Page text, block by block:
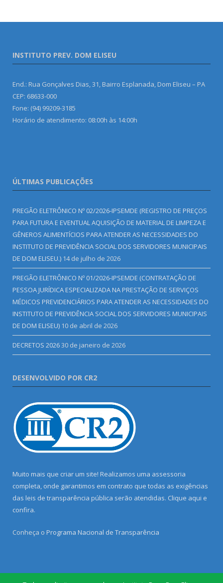
INSTITUTO PREV. DOM ELISEU
End.: Rua Gonçalves Dias, 31, Bairro Esplanada, Dom Eliseu – PA
CEP: 68633-000
Fone: (94) 99209-3185
Horário de atendimento: 08:00h às 14:00h
ÚLTIMAS PUBLICAÇÕES
PREGÃO ELETRÔNICO Nº 02/2026-IPSEMDE (REGISTRO DE PREÇOS
PARA FUTURA E EVENTUAL AQUISIÇÃO DE MATERIAL DE LIMPEZA E
GÊNEROS ALIMENTÍCIOS PARA ATENDER AS NECESSIDADES DO
INSTITUTO DE PREVIDÊNCIA SOCIAL DOS SERVIDORES MUNICIPAIS
DE DOM ELISEU.) 14 de julho de 2026
PREGÃO ELETRÔNICO Nº 01/2026-IPSEMDE (CONTRATAÇÃO DE
PESSOA JURÍDICA ESPECIALIZADA NA PRESTAÇÃO DE SERVIÇOS
MÉDICOS PREVIDENCIÁRIOS PARA ATENDER AS NECESSIDADES DO
INSTITUTO DE PREVIDÊNCIA SOCIAL DOS SERVIDORES MUNICIPAIS
DE DOM ELISEU) 10 de abril de 2026
DECRETOS 202630 de janeiro de 2026
DESENVOLVIDO POR CR2
Muito mais que criar um site! Realizamos uma assessoria
completa, onde garantimos em contrato que todas as exigências
das leis de transparência pública serão atendidas. Clique aqui e
confira.
Conheça o Programa Nacional de Transparência